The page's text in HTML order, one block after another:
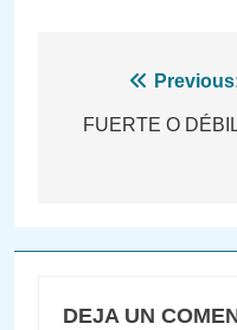
Navegación
deFUERTE O
DEJA UN